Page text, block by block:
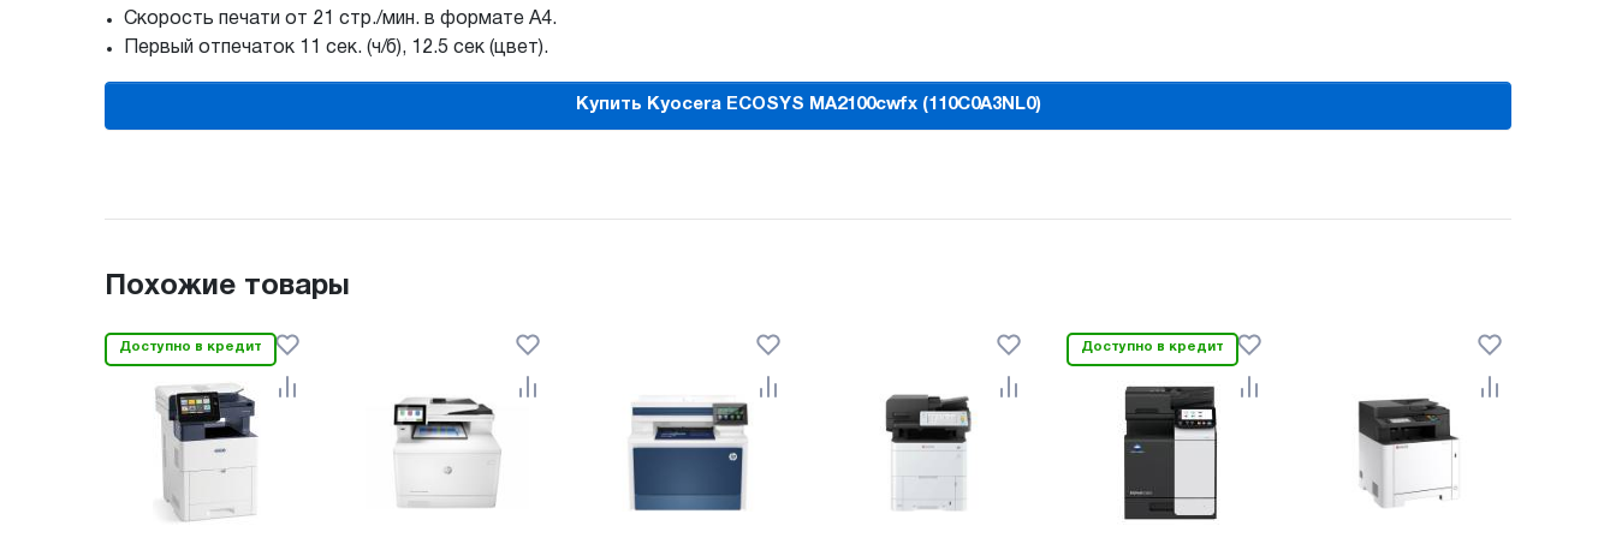
Скорость печати от 21 стр./мин. в формате А4.
Первый отпечаток 11 сек. (ч/б), 12.5 сек (цвет).
Купить Kyocera ECOSYS MA2100cwfx (110C0A3NL0)
Похожие товары
Доступно в кредит Доступно в кредит